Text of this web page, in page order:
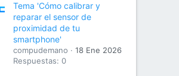
Tema 'Cómo calibrar y
reparar el sensor de
proximidad de tu
smartphone'
compudemano
18 Ene 2026
Respuestas: 0